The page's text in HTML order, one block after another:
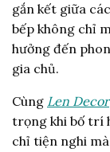
gắn kết giữa
bếp không chỉ
hưởng đến
gia chủ.
Cùng Len Decor
trọng khi bố trí
chỉ tiện nghi